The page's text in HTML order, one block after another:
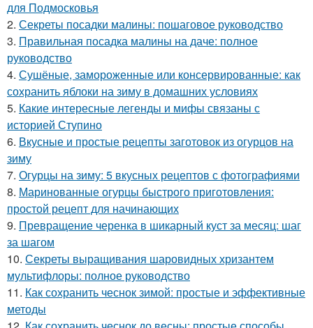
для Подмосковья
2. Секреты посадки малины: пошаговое руководство
3. Правильная посадка малины на даче: полное
руководство
4. Сушёные, замороженные или консервированные: как
сохранить яблоки на зиму в домашних условиях
5. Какие интересные легенды и мифы связаны с
историей Ступино
6. Вкусные и простые рецепты заготовок из огурцов на
зиму
7. Огурцы на зиму: 5 вкусных рецептов с фотографиями
8. Маринованные огурцы быстрого приготовления:
простой рецепт для начинающих
9. Превращение черенка в шикарный куст за месяц: шаг
за шагом
10. Секреты выращивания шаровидных хризантем
мультифлоры: полное руководство
11. Как сохранить чеснок зимой: простые и эффективные
методы